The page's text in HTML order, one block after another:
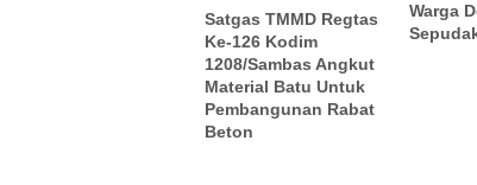
Satgas TMMD Regtas
Ke-126 Kodim
1208/Sambas Angkut
Material Batu Untuk
Pembangunan Rabat
Beton
Warga